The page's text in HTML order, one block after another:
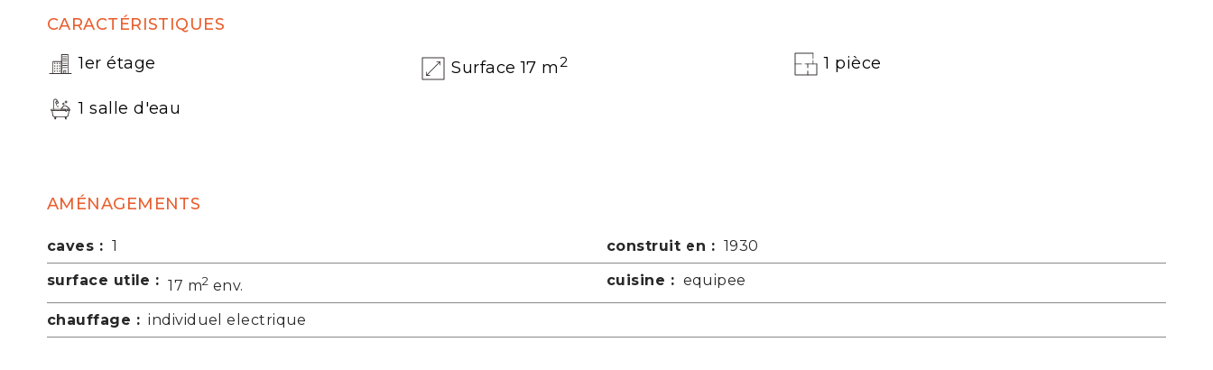
CARACTÉRISTIQUES
1er étage
Surface 17 m2 1 pièce
1 salle d'eau
AMÉNAGEMENTS
caves : 1 construit en : 1930
surface utile : 17 m2 env. cuisine : equipee
chauffage : individuel electrique